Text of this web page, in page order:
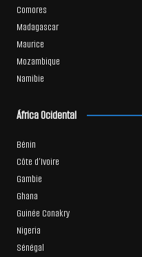
Comores
Madagascar
Maurice
Mozambique
Namibie
África Ocidental
Bénin
Côte d’Ivoire
Gambie
Ghana
Guinée Conakry
Nigeria
Sénégal